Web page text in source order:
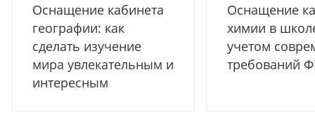
Оснащение кабинета
географии: как
сделать изучение
мира увлекательным и
интересным
Оснащение
химии в
учетом
требований